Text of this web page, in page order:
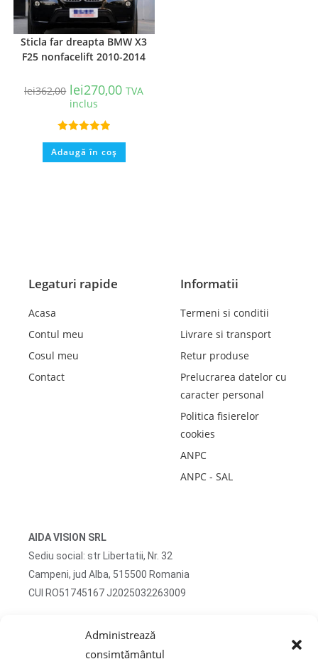
Administrează
consimțământul
Sticla far dreapta BMW X3
F25 nonfacelift 2010-2014
lei362,00 lei270,00 TVA
inclus
Evaluat la
5.00din 5
Adaugă în coș
Legaturi rapide
Acasa
Contul meu
Cosul meu
Contact
Informatii
Termeni si conditii
Livrare si transport
Retur produse
Prelucrarea datelor cu
caracter personal
Politica fisierelor
cookies
ANPC
ANPC - SAL
AIDA VISION SRL
Sediu social: str Libertatii, Nr. 32
Campeni, jud Alba, 515500 Romania
CUI RO51745167 J2025032263009